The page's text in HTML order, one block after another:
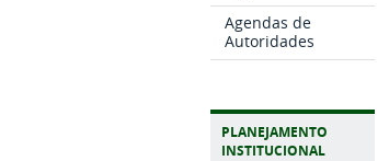
Agendas de
Autoridades
PLANEJAMENTO
INSTITUCIONAL